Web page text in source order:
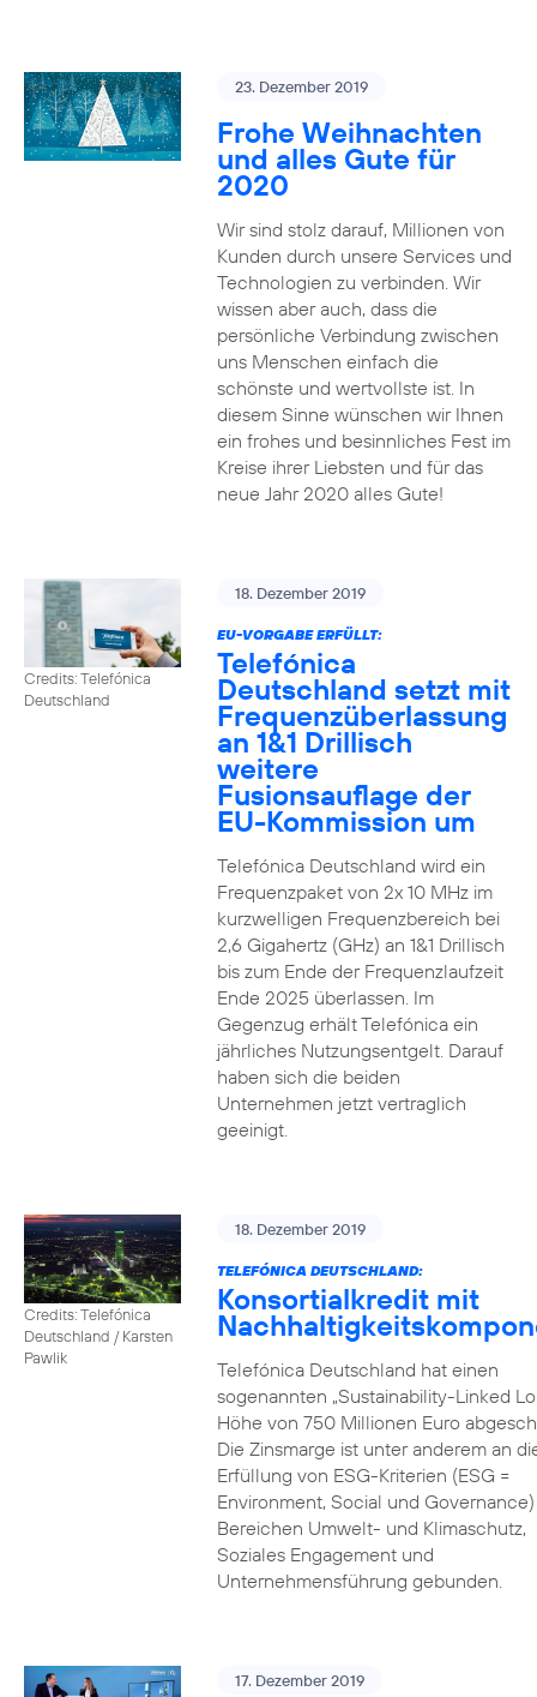
23. Dezember 2019
Frohe Weihnachten
und alles Gute für
2020
Wir sind stolz darauf, Millionen von
Kunden durch unsere Services und
Technologien zu verbinden. Wir
wissen aber auch, dass die
persönliche Verbindung zwischen
uns Menschen einfach die
schönste und wertvollste ist. In
diesem Sinne wünschen wir Ihnen
ein frohes und besinnliches Fest im
Kreise ihrer Liebsten und für das
neue Jahr 2020 alles Gute!
Credits: Telefónica
Deutschland
18. Dezember 2019
EU-VORGABE ERFÜLLT:
Telefónica
Deutschland setzt mit
Frequenzüberlassung
an 1&1 Drillisch
weitere
Fusionsauflage der
EU-Kommission um
Telefónica Deutschland wird ein
Frequenzpaket von 2x 10 MHz im
kurzwelligen Frequenzbereich bei
2,6 Gigahertz (GHz) an 1&1 Drillisch
bis zum Ende der Frequenzlaufzeit
Ende 2025 überlassen. Im
Gegenzug erhält Telefónica ein
jährliches Nutzungsentgelt. Darauf
haben sich die beiden
Unternehmen jetzt vertraglich
geeinigt.
Credits: Telefónica
Deutschland / Karsten
Pawlik
18. Dezember 2019
TELEFÓNICA DEUTSCHLAND:
Konsortialkredit mit
Telefónica Deutschland hat einen
sogenannten „Sustainability-Linked
Höhe von 750 Millionen Euro
Die Zinsmarge ist unter anderem an
Erfüllung von ESG-Kriterien (ESG =
Environment, Social und
Bereichen Umwelt- und Klimaschutz,
Soziales Engagement und
Unternehmensführung gebunden.
17. Dezember 2019